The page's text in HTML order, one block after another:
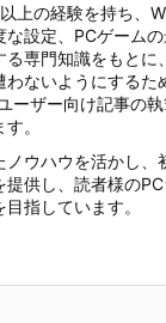
上の経験を持ち、
な設定、PCゲーム
る専門知識をもとに
ないようにするた
ーザー向け記事の
。
ノウハウを活かし、
提供し、読者様の
指しています。